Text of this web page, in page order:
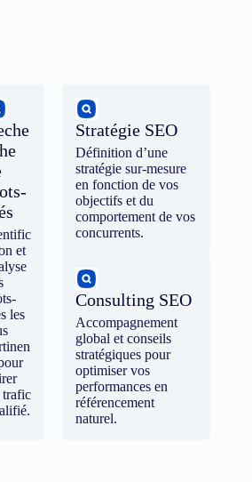
et
les
trafic
Stratégie SEO
Définition d’une
stratégie sur-mesure
en fonction de vos
objectifs et du
comportement de vos
concurrents.
Consulting SEO
Accompagnement
global et conseils
stratégiques pour
optimiser vos
performances en
référencement
naturel.